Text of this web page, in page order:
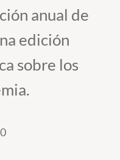
anual de
edición
sobre los